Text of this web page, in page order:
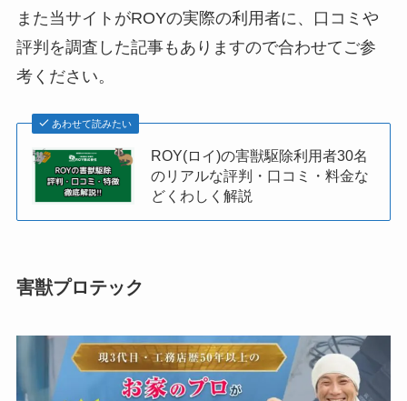
また当サイトがROYの実際の利用者に、口コミや
評判を調査した記事もありますので合わせてご参
考ください。
あわせて読みたい
ROY(ロイ)の害獣駆除利用者30名
のリアルな評判・口コミ・料金な
どくわしく解説
害獣プロテック